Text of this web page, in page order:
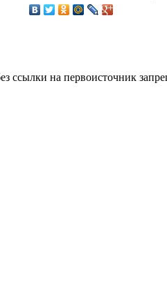
ссылки на первоисточник